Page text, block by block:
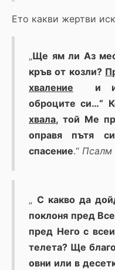
Ето какви жертви
„Ще ям ли Аз
кръв от козли?
хваление и
оброците си…“
хвала, той Ме
оправя пътя
спасение.“ Псалм
„ С какво да
поклоня пред
пред Него с
телета? Ще
овни или в